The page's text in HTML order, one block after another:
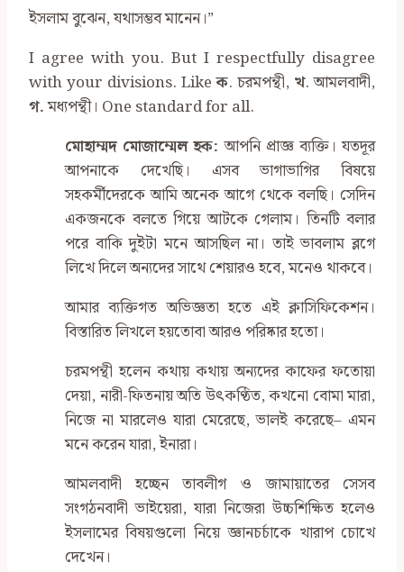
ইসলাম বুঝেন, যথাসম্ভব মানেন।”
I agree with you. But I respectfully disagree
with your divisions. Likeক. চরমপন্থী, খ. আমলবাদী,
গ.মধ্যপন্থী। One standard for all.
মোহাম্মদ মোজাম্মেল হক: আপনি প্রাজ্ঞ ব্যক্তি। যতদূর
আপনাকে দেখেছি। এসব ভাগাভাগির বিষয়ে
সহকর্মীদেরকে আমি অনেক আগে থেকে বলছি। সেদিন
একজনকে বলতে গিয়ে আটকে গেলাম। তিনটি বলার
পরে বাকি দুইটা মনে আসছিল না। তাই ভাবলাম ব্লগে
লিখে দিলে অন্যদের সাথে শেয়ারও হবে, মনেও থাকবে।
আমার ব্যক্তিগত অভিজ্ঞতা হতে এই ক্লাসিফিকেশন।
বিস্তারিত লিখলে হয়তোবা আরও পরিষ্কার হতো।
চরমপন্থী হলেন কথায় কথায় অন্যদের কাফের ফতোয়া
দেয়া, নারী-ফিতনায় অতি উৎকণ্ঠিত, কখনো বোমা মারা,
নিজে না মারলেও যারা মেরেছে, ভালই করেছে– এমন
মনে করেন যারা, ইনারা।
আমলবাদী হচ্ছেন তাবলীগ ও জামায়াতের সেসব
সংগঠনবাদী ভাইয়েরা, যারা নিজেরা উচ্চশিক্ষিত হলেও
ইসলামের বিষয়গুলো নিয়ে জ্ঞানচর্চাকে খারাপ চোখে
দেখেন।